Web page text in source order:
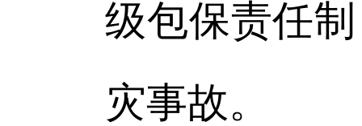
级包保责任
灾事故。